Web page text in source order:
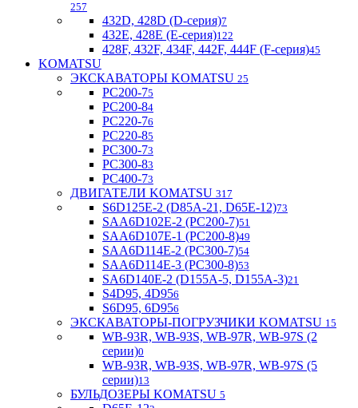
257
432D, 428D (D-серия)7
432E, 428E (E-серия)122
428F, 432F, 434F, 442F, 444F (F-серия)45
KOMATSU
ЭКСКАВАТОРЫ KOMATSU 25
PC200-75
PC200-84
PC220-76
PC220-85
PC300-73
PC300-83
PC400-73
ДВИГАТЕЛИ KOMATSU 317
S6D125E-2 (D85A-21, D65E-12)73
SAA6D102E-2 (PC200-7)51
SAA6D107E-1 (PC200-8)49
SAA6D114E-2 (PC300-7)54
SAA6D114E-3 (PC300-8)53
SA6D140E-2 (D155A-5, D155A-3)21
S4D95, 4D956
S6D95, 6D956
ЭКСКАВАТОРЫ-ПОГРУЗЧИКИ KOMATSU 15
WB-93R, WB-93S, WB-97R, WB-97S (2
серии)0
WB-93R, WB-93S, WB-97R, WB-97S (5
серии)13
БУЛЬДОЗЕРЫ KOMATSU 5